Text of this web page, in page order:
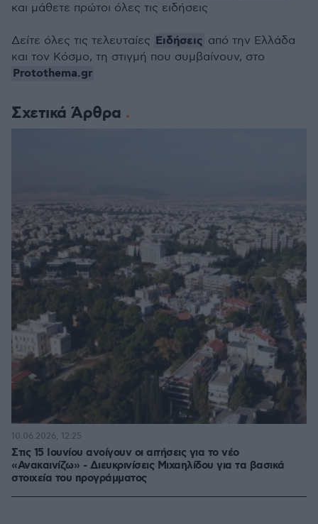
Σχετικά Άρθρα
Στις 15 Ιουνίου ανοίγουν οι αιτήσεις για το νέο
«Ανακαινίζω» - Διευκρινίσεις Μιχαηλίδου για τα βασικά
στοιχεία του προγράμματος
10.06.2026, 12:25
και μάθετε πρώτοι όλες τις ειδήσεις
Δείτε όλες τις τελευταίες Ειδήσεις από την Ελλάδα
και τον Κόσμο, τη στιγμή που συμβαίνουν, στο
Protothema.gr